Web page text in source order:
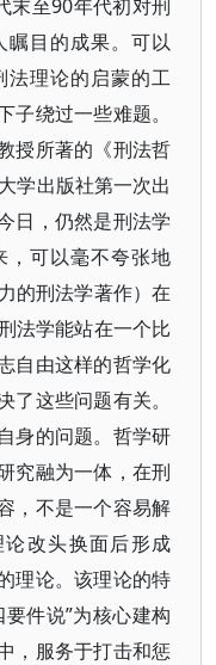
末至90年代初对刑
目的成果。可以
法理论的启蒙的工
绕过一些难题。
授所著的《刑法哲
学出版社第一次出
日，仍然是刑法学
，可以毫不夸张地
的刑法学著作）在
法学能站在一个比
自由这样的哲学化
这些问题有关。
身的问题。哲学研
究融为一体，在刑
，不是一个容易解
改头换面后形成
理论。该理论的特
件说”为核心建构
，服务于打击和惩